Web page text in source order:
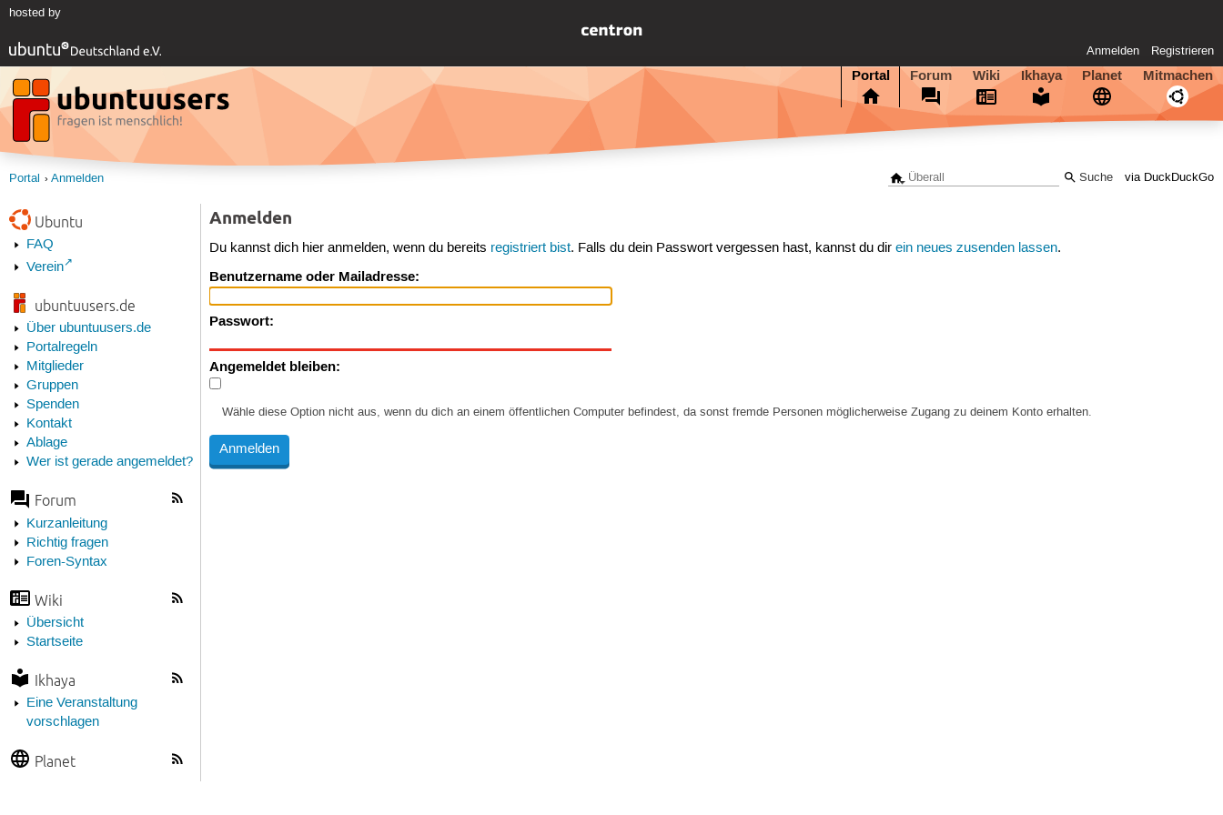
hosted by
Anmelden Registrieren
Portal Forum Wiki Ikhaya Planet Mitmachen
via DuckDuckGo
Portal Anmelden
Ubuntu
FAQ
Verein
ubuntuusers.de
Über ubuntuusers.de
Portalregeln
Mitglieder
Gruppen
Spenden
Kontakt
Ablage
Wer ist gerade angemeldet?
Forum
Kurzanleitung
Richtig fragen
Foren-Syntax
Wiki
Übersicht
Startseite
Ikhaya
Eine Veranstaltung
vorschlagen
Planet
Anmelden
Du kannst dich hier anmelden, wenn du bereits registriert bist. Falls du dein Passwort vergessen hast, kannst du direin neues zusenden lassen.
Benutzername oder Mailadresse:
Passwort:
Angemeldet bleiben:
Wähle diese Option nicht aus, wenn du dich an einem öffentlichen Computer befindest, da sonst fremde Personen möglicherweise Zugang zu deinem Konto erhalten.